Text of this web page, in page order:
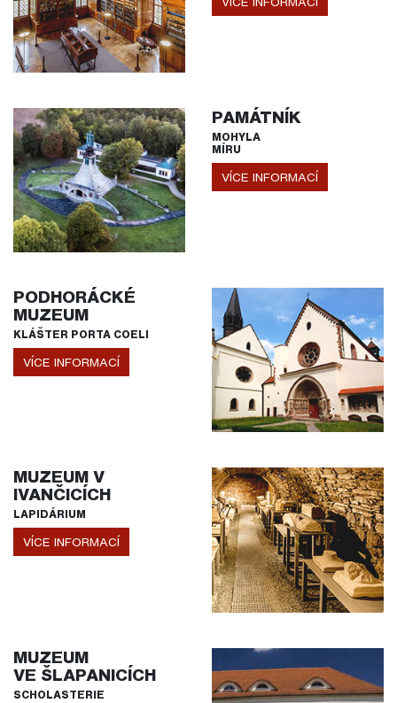
PAMÁTNÍK
MOHYLA
MÍRU
VÍCE INFORMACÍ
PODHORÁCKÉ
MUZEUM
KLÁŠTER PORTA COELI
VÍCE INFORMACÍ
MUZEUM V
IVANČICÍCH
LAPIDÁRIUM
VÍCE INFORMACÍ
MUZEUM
VE ŠLAPANICÍCH
SCHOLASTERIE